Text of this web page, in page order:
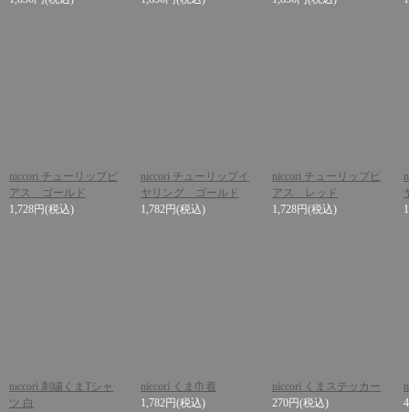
niccori チューリップピ
アス ゴールド
1,728円(税込)
niccori チューリップイ
ヤリング ゴールド
1,782円(税込)
niccori チューリップピ
アス レッド
1,728円(税込)
niccori 刺繍くまTシャ
ツ 白
niccori くま巾着
1,782円(税込)
niccori くまステッカー
270円(税込)